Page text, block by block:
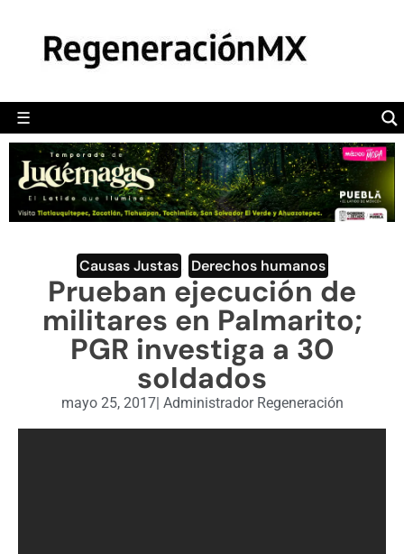
☰
POLÍTICA
CAMALEÓN
OPINIÓN
DEPORTES
ENGLISH SECTION
VIDEOS
Causas Justas Derechos humanos
Prueban ejecución de
militares en Palmarito;
PGR investiga a 30
soldados
mayo 25, 2017| Administrador Regeneración